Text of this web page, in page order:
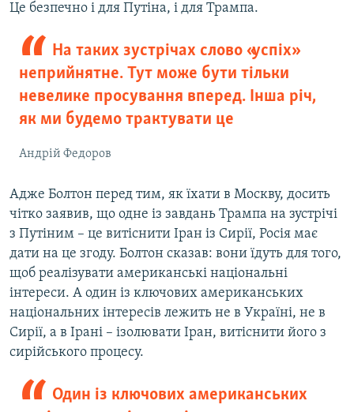
Це безпечно і для Путіна, і для Трампа.
На таких зустрічах слово «успіх»
неприйнятне. Тут може бути тільки
невелике просування вперед. Інша річ,
як ми будемо трактувати це
Андрій Федоров
Адже Болтон перед тим, як їхати в Москву, досить
чітко заявив, що одне із завдань Трампа на зустрічі
з Путіним – це витіснити Іран із Сирії, Росія має
дати на це згоду. Болтон сказав: вони їдуть для того,
щоб реалізувати американські національні
інтереси. А один із ключових американських
національних інтересів лежить не в Україні, не в
Сирії, а в Ірані – ізолювати Іран, витіснити його з
сирійського процесу.
Один із ключових американських